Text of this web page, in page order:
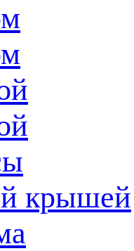
крышей